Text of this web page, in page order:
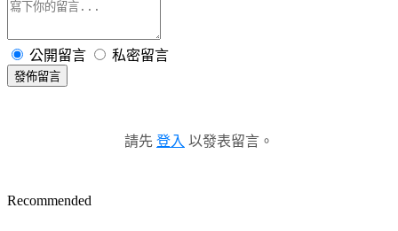
公開留言 私密留言
發佈留言
請先 登入 以發表留言。
Recommended